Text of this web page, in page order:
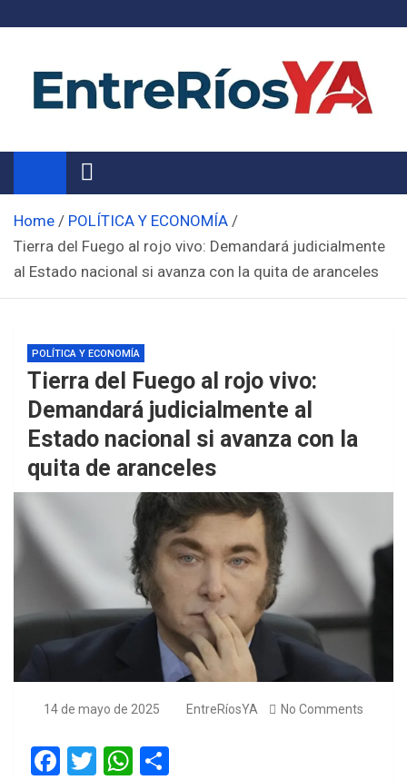
Noticias de Entre Ríos
Información de toda la provincia ahora
Home
POLÍTICA Y ECONOMÍA
Tierra del Fuego al rojo vivo: Demandará judicialmente
al Estado nacional si avanza con la quita de aranceles
POLÍTICA Y ECONOMÍA
Tierra del Fuego al rojo vivo:
Demandará judicialmente al
Estado nacional si avanza con la
quita de aranceles
14 de mayo de 2025 EntreRíosYA No Comments
F
T
W